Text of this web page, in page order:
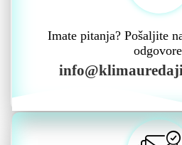
Imate pitanja? Pošaljite